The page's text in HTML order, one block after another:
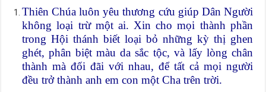
Thiên Chúa luôn yêu thương cứu giúp Dân Người
không loại trừ một ai. Xin cho mọi thành phần
trong Hội thánh biết loại bỏ những kỳ thị ghen
ghét, phân biệt màu da sắc tộc, và lấy lòng chân
thành mà đối đãi với nhau, để tất cả mọi người
đều trở thành anh em con một Cha trên trời.